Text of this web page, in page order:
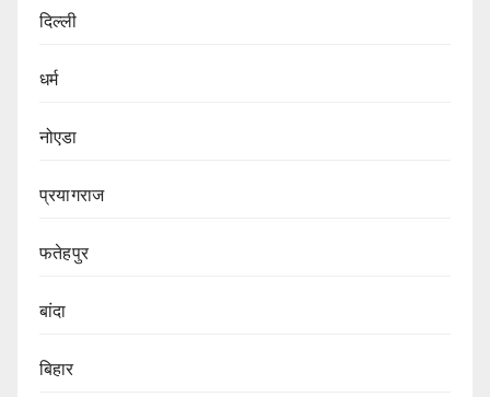
दिल्ली
धर्म
नोएडा
प्रयागराज
फतेहपुर
बांदा
बिहार